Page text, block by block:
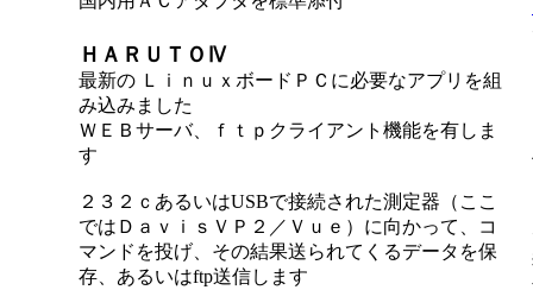
Ｈ ＡＲＵＴＯⅣ
最新の ＬｉｎｕｘボードＰＣに必要なアプリを組
み込みました
ＷＥＢサーバ、ｆｔｐクライアント機能を有しま
す
２３２ｃあるいはUSBで接続された測定器（ここ
ではＤａｖｉｓＶＰ２／Ｖｕｅ）に向かって、コ
マンドを投げ、その結果送られてくるデータを保
存、あるいはftp送信します